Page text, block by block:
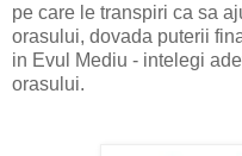
pe care le transpiri ca sa
orasului, dovada puterii
in Evul Mediu - intelegi
orasului.